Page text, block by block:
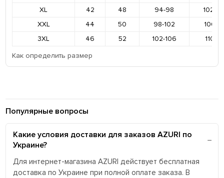
XL
42 48 94-98
102-
XXL
44 50 98-102
106-
3XL
46 52 102-106
110-
Как определить размер
Популярные вопросы
Какие условия доставки для заказов AZURI по
Украине?
Для интернет-магазина AZURI действует бесплатная
доставка по Украине при полной оплате заказа. В